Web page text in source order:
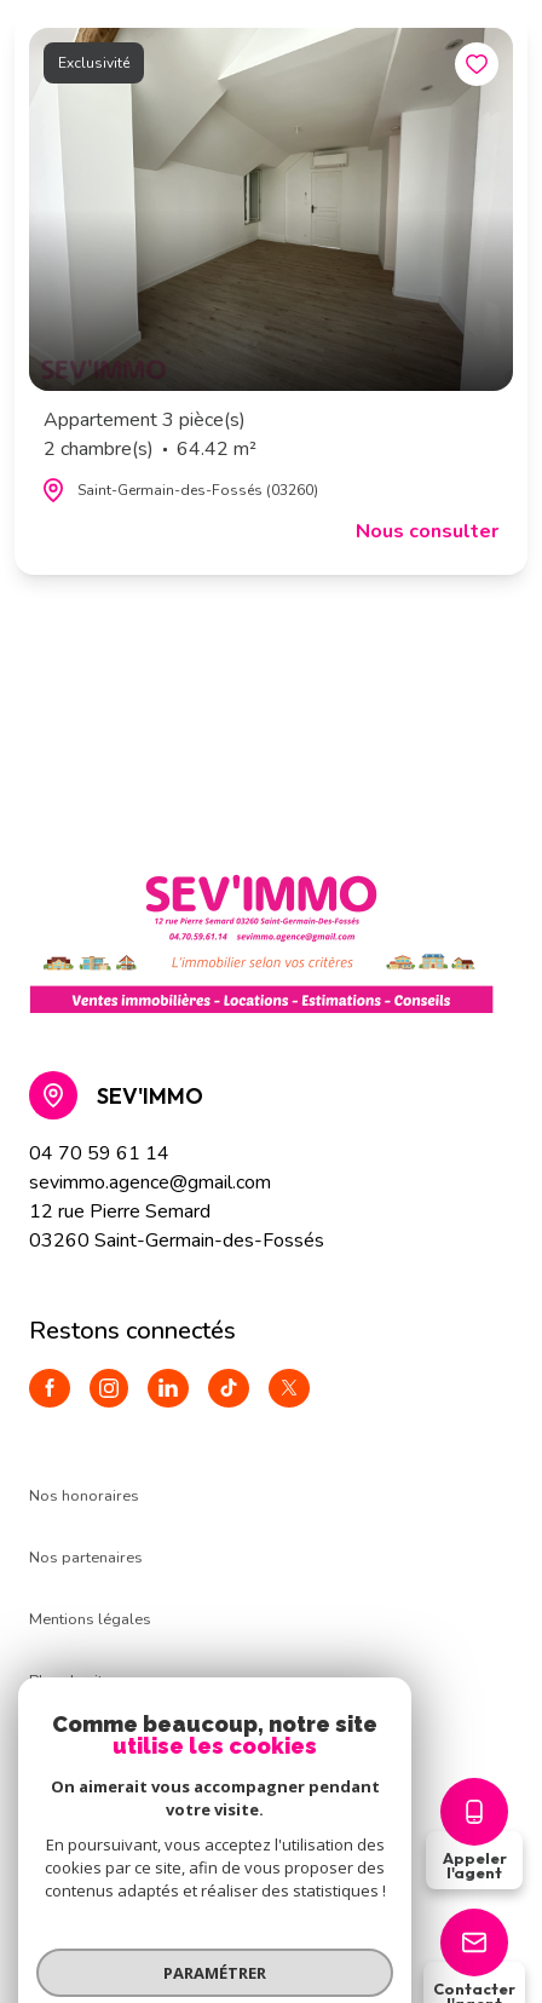
Appeler
l'agent
Contacter
Exclusivité
Appartement 3 pièce(s)
2 chambre(s)
64.42 m²
Saint-Germain-des-Fossés (03260)
Nous consulter
SEV'IMMO
04 70 59 61 14
sevimmo.agence@gmail.com
12 rue Pierre Semard
03260 Saint-Germain-des-Fossés
restons connectés
Nos honoraires
Nos partenaires
Mentions légales
Plan du site
Cookies
© 2026 | Tous droits réservés
Comme beaucoup, notre site
utilise les cookies
On aimerait vous accompagner pendant
votre visite.
En poursuivant, vous acceptez l'utilisation des
cookies par ce site, afin de vous proposer des
contenus adaptés et réaliser des statistiques !
PARAMÉTRER